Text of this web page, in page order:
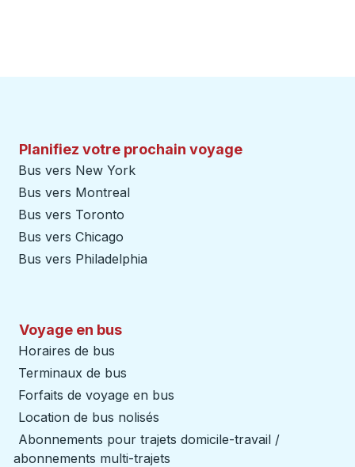
Planifiez votre prochain voyage
Bus vers New York
Bus vers Montreal
Bus vers Toronto
Bus vers Chicago
Bus vers Philadelphia
Voyage en bus
Horaires de bus
Terminaux de bus
Forfaits de voyage en bus
Location de bus nolisés
Abonnements pour trajets domicile-travail /
abonnements multi-trajets